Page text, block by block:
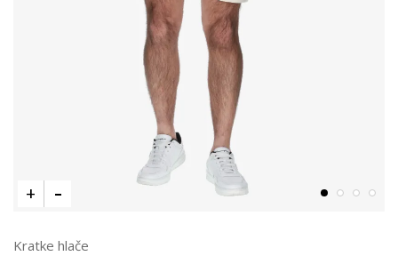
Kratke hlače